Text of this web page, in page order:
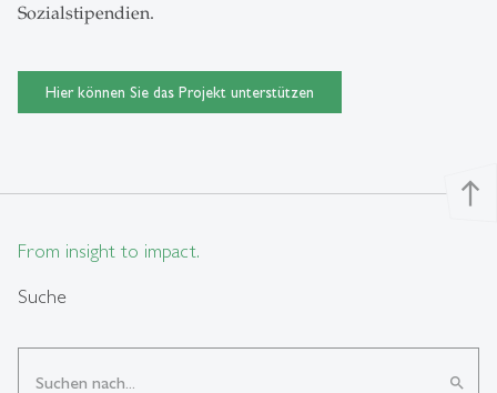
Sozialstipendien.
Hier können Sie das Projekt unterstützen
north
From insight to impact.
Suche
search